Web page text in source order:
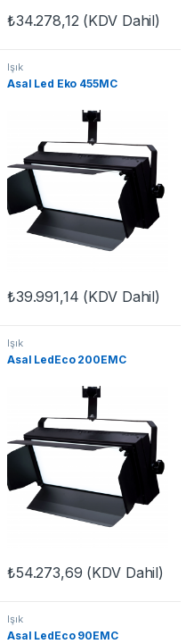
₺34.278,12 (KDV Dahil)
Işık
Asal Led Eko 455MC
₺39.991,14 (KDV Dahil)
Işık
Asal LedEco 200EMC
₺54.273,69 (KDV Dahil)
Işık
Asal LedEco 90EMC